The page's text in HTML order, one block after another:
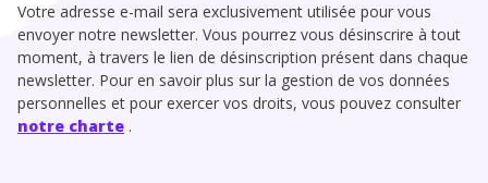
Votre adresse e-mail sera exclusivement utilisée pour vous
envoyer notre newsletter. Vous pourrez vous désinscrire à tout
moment, à travers le lien de désinscription présent dans chaque
newsletter. Pour en savoir plus sur la gestion de vos données
personnelles et pour exercer vos droits, vous pouvez consulter
notre charte .